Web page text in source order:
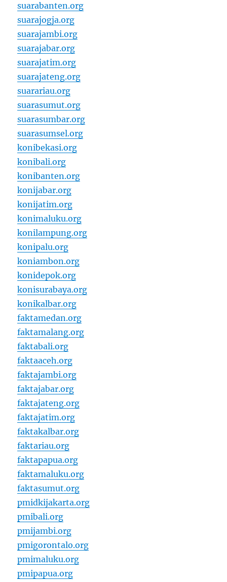
suarabanten.org
suarajogja.org
suarajambi.org
suarajabar.org
suarajatim.org
suarajateng.org
suarariau.org
suarasumut.org
suarasumbar.org
suarasumsel.org
konibekasi.org
konibali.org
konibanten.org
konijabar.org
konijatim.org
konimaluku.org
konilampung.org
konipalu.org
koniambon.org
konidepok.org
konisurabaya.org
konikalbar.org
faktamedan.org
faktamalang.org
faktabali.org
faktaaceh.org
faktajambi.org
faktajabar.org
faktajateng.org
faktajatim.org
faktakalbar.org
faktariau.org
faktapapua.org
faktamaluku.org
faktasumut.org
pmidkijakarta.org
pmibali.org
pmijambi.org
pmigorontalo.org
pmimaluku.org
pmipapua.org